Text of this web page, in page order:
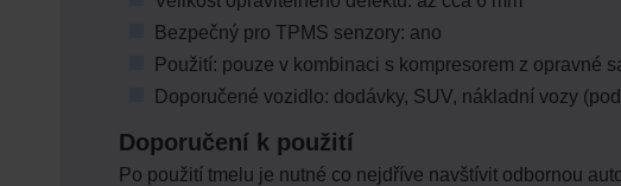
Bezpečný pro TPMS senzory: ano
Použití: pouze v kombinaci s kompresorem z opravné
Doporučené vozidlo: dodávky, SUV, nákladní vozy
Doporučení k použití
Po použití tmelu je nutné co nejdříve navštívit odbornou